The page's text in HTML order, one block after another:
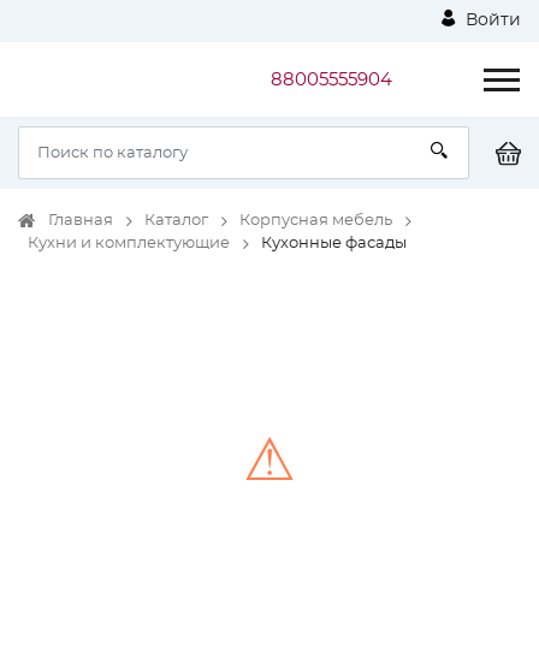
Войти
88005555904
Главная Каталог
Корпусная мебель
Кухни и комплектующие
Кухонные фасады
⚠